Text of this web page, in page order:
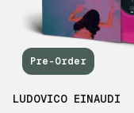
Pre-Order
LUDOVICO EINAUDI